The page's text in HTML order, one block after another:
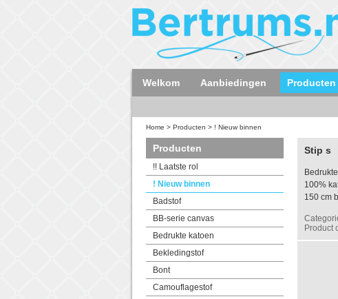
Welkom Aanbiedingen Producten
Home > Producten > ! Nieuw binnen
Producten
!! Laatste rol
! Nieuw binnen
Badstof
BB-serie canvas
Bedrukte katoen
Bekledingstof
Bont
Camouflagestof
Stip s
100%
150 cm
Product